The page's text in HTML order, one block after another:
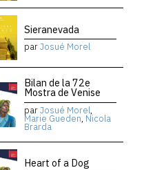
Sieranevada
parJosué Morel
Bilan de la 72e
Mostra de Venise
parJosué Morel,
Marie Gueden, Nicola
Brarda
Heart of a Dog